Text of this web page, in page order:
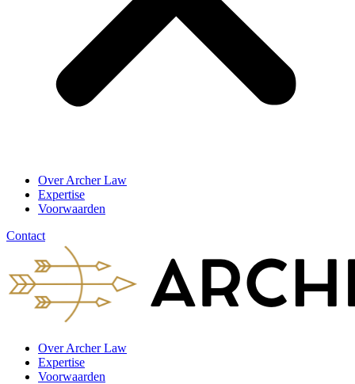
Over Archer Law
Expertise
Voorwaarden
Contact
Over Archer Law
Expertise
Voorwaarden